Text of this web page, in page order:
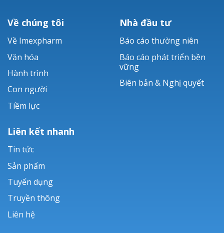
Về chúng tôi
Về Imexpharm
Văn hóa
Hành trình
Con người
Tiềm lực
Nhà đầu tư
Báo cáo thường niên
Báo cáo phát triển bền
vững
Biên bản & Nghị quyết
Liên kết nhanh
Tin tức
Sản phẩm
Tuyển dụng
Truyền thông
Liên hệ